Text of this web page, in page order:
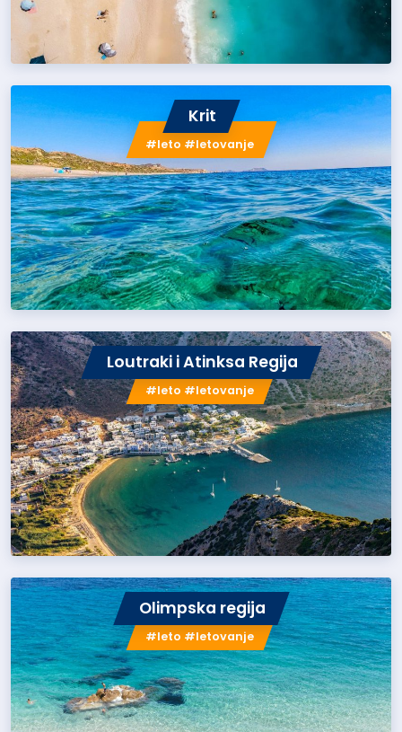
Krit
#leto #letovanje
Loutraki i Atinksa Regija
#leto #letovanje
Olimpska regija
#leto #letovanje